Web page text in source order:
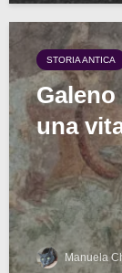
STORIA ANTICA
una
Manuela